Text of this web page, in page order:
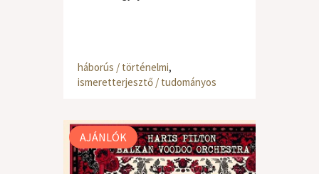
háborús / történelmi,
ismeretterjesztő / tudományos
AJÁNLÓK